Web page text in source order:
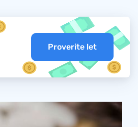
Proverite let